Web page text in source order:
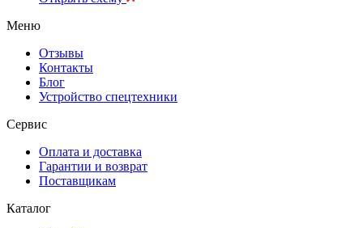
Меню
Отзывы
Контакты
Блог
Устройство спецтехники
Сервис
Оплата и доставка
Гарантии и возврат
Поставщикам
Каталог